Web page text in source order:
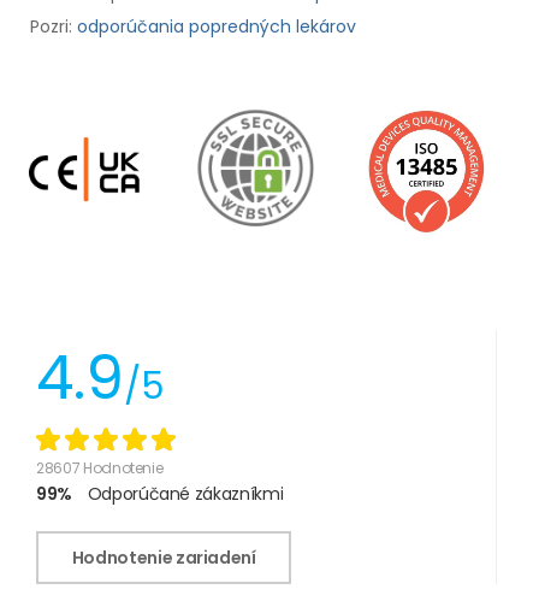
Pozri: odporúčania popredných lekárov
4.9/5
28607 Hodnotenie
99% Odporúčané zákazníkmi
Hodnotenie zariadení